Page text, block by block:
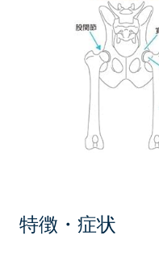
特徴・症状